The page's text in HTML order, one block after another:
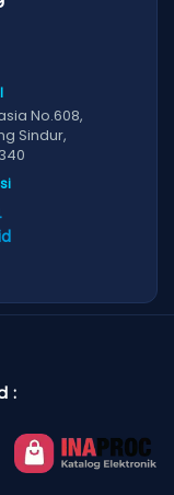
No.608,
Sindur,
: